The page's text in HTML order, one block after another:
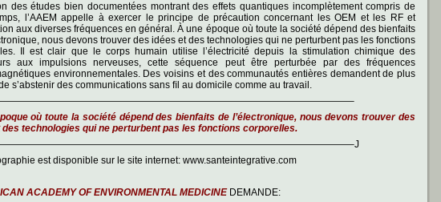
des études bien documentées montrant des effets quantiques incomplètement compris de
l’AAEM appelle à exercer le principe de précaution concernant les OEM et les RF et
aux diverses fréquences en général. À une époque où toute la société dépend des bienfaits
nous devons trouver des idées et des technologies qui ne perturbent pas les fonctions
Il est clair que le corps humain utilise l’électricité depuis la stimulation chimique des
aux impulsions nerveuses, cette séquence peut être perturbée par des fréquences
environnementales. Des voisins et des communautés entières demandent de plus
s’abstenir des communications sans ﬁl au domicile comme au travail.
où toute la société dépend des bienfaits de l’électronique, nous devons trouver des
des technologies qui ne perturbent pas les fonctions corporelles.
est disponible sur le site internet: www.santeintegrative.com
ACADEMY OF ENVIRONMENTAL MEDICINEDEMANDE: